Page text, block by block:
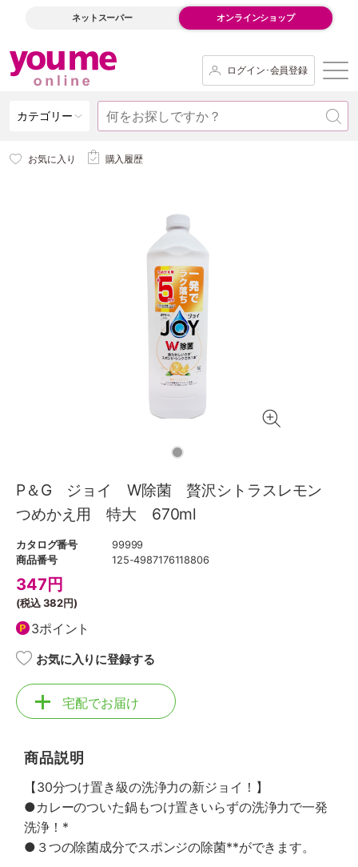
ネットスーパー オンラインショップ
ログイン･会員登録
カテゴリー
お気に入り 購入履歴
P＆G ジョイ W除菌 贅沢シトラスレモン
つめかえ用 特大 670ml
カタログ番号
99999
商品番号
125-4987176118806
347 円
(税込382円)
3ポイント
お気に入りに登録する
宅配でお届け
商品説明
【30分つけ置き級の洗浄力の新ジョイ！】
●カレーのついた鍋もつけ置きいらずの洗浄力で一発
洗浄！*
●３つの除菌成分でスポンジの除菌**ができます。